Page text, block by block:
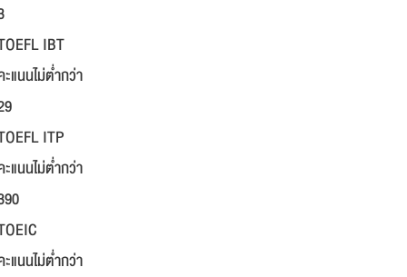
IBT
แนนไม่ต่ำกว่า
ITP
แนนไม่ต่ำกว่า
แนนไม่ต่ำกว่า